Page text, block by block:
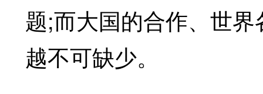
题;而大国的合作、世
越不可缺少。